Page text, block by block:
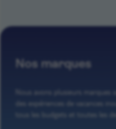
Nos marques
Nous avons plusieurs marques
des expériences de vacances
tous les budgets et toutes les